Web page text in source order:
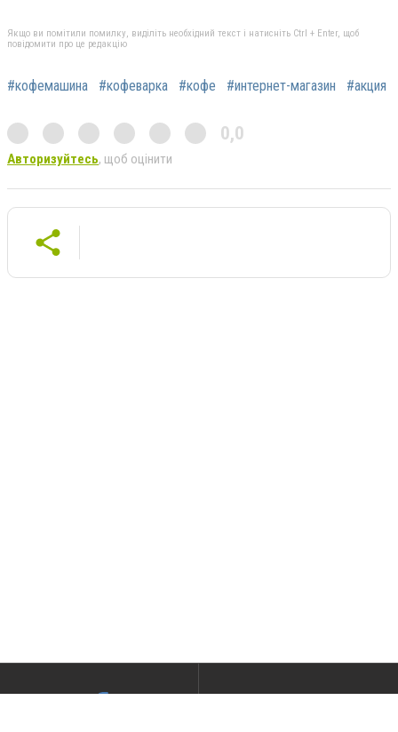
Якщо ви помітили помилку, виділіть необхідний текст і натисніть Ctrl + Enter, щоб
повідомити про це редакцію
#кофемашина #кофеварка #кофе #интернет-магазин #акция
0,0
Авторизуйтесь, щоб оцінити